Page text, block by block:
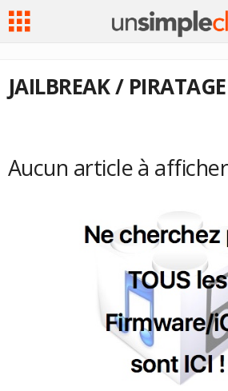
JAILBREAK /
Aucun article à afficher